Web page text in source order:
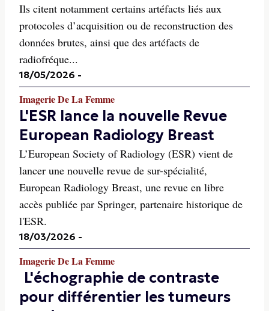
Ils citent notamment certains artéfacts liés aux
protocoles d’acquisition ou de reconstruction des
données brutes, ainsi que des artéfacts de
radiofréque...
18/05/2026 -
Imagerie De La Femme
L'ESR lance la nouvelle Revue
European Radiology Breast
L’European Society of Radiology (ESR) vient de
lancer une nouvelle revue de sur-spécialité,
European Radiology Breast, une revue en libre
accès publiée par Springer, partenaire historique de
l'ESR.
18/03/2026 -
Imagerie De La Femme
L'échographie de contraste
pour différentier les tumeurs